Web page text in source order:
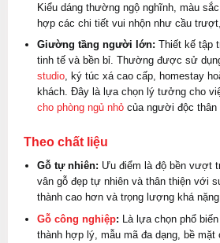
Kiểu dáng thường ngộ nghĩnh, màu
hợp các chi tiết vui nhộn như cầu
Giường tầng người lớn: Thiết kế tập
tinh tế và bền bỉ. Thường được sử
studio, ký túc xá cao cấp, homestay
khách. Đây là lựa chọn lý tưởng cho
cho phòng ngủ nhỏcủa người độc thân
Theo chất liệu
Gỗ tự nhiên: Ưu điểm là độ bền vượt
vân gỗ đẹp tự nhiên và thân thiện với
thành cao hơn và trọng lượng khá
Gỗ công nghiệp: Là lựa chọn phổ
thành hợp lý, mẫu mã đa dạng, bề